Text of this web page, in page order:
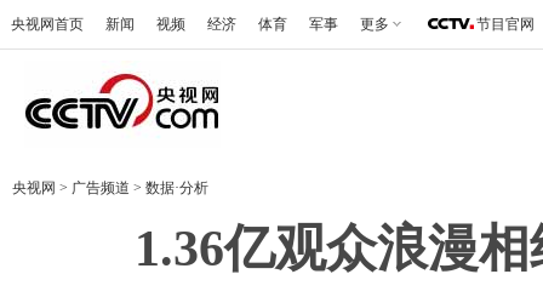
央视网首页 新闻 视频 经济 体育 军事 更多 节目官网
央视网 > 广告频道 > 数据·分析
1.36亿观众浪漫